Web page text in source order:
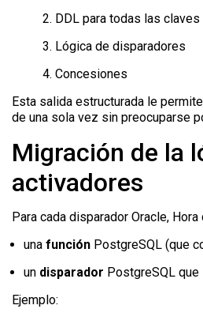
DDL para todas las
Lógica de disparadores
Concesiones
Esta salida estructurada le
de una sola vez sin preocuparse
Migración de la
activadores
Para cada disparador Oracle, Hora
una función PostgreSQL (que
un disparador PostgreSQL
Ejemplo: